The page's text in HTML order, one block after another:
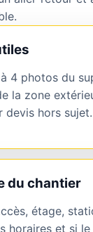
4 photos du
la zone
devis hors sujet.
du chantier
étage,
horaires et si